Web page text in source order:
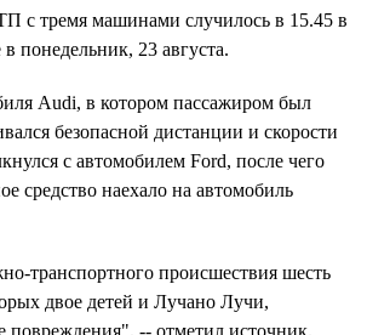
с тремя машинами случилось в 15.45 в
понедельник, 23 августа.
Audi, в котором пассажиром был
безопасной дистанции и скорости
с автомобилем Ford, после чего
средство наехало на автомобиль
транспортного происшествия шесть
двое детей и Лучано Лучи,
повреждения", -- отметил источник.